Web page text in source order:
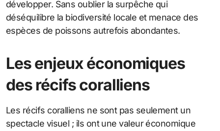
développer. Sans oublier la surpêche qui
déséquilibre la biodiversité locale et menace des
espèces de poissons autrefois abondantes.
Les enjeux économiques
des récifs coralliens
Les récifs coralliens ne sont pas seulement un
spectacle visuel ; ils ont une valeur économique